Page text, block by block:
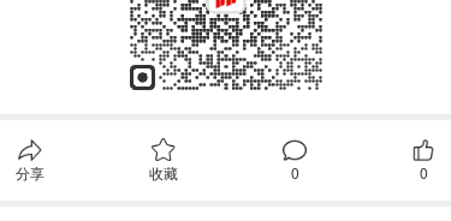
分享 收藏 0 0